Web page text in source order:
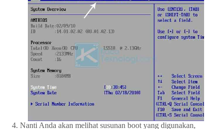
Nanti Anda akan melihat susunan boot yang digunakan,